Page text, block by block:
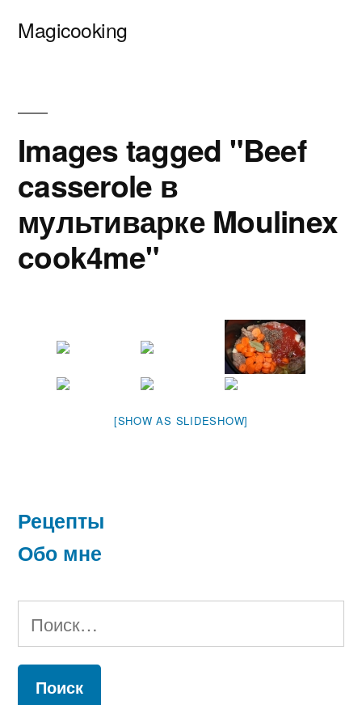
Magicooking
Images tagged "Beef
casserole в
мультиварке Moulinex
cook4me"
[SHOW AS SLIDESHOW]
Рецепты
Обо мне
Найти: